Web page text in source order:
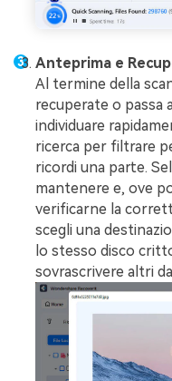
Anteprima e
Al termine della
recuperate o passa
individuare
ricerca per filtrare
ricordi una parte.
mantenere e, ove
verificarne la
scegli una
lo stesso disco
sovrascrivere altri